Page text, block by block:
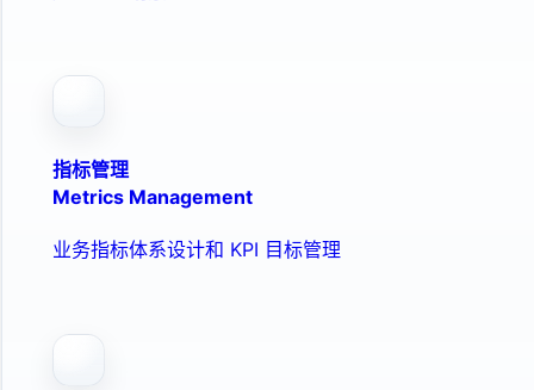
指标管理
Metrics Management
业务指标体系设计和 KPI 目标管理